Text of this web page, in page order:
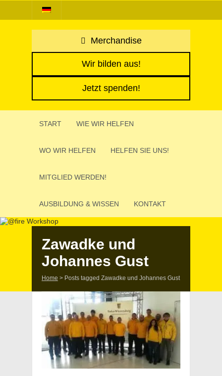
Merchandise
Wir bilden aus!
Jetzt spenden!
START WIE WIR HELFEN
WO WIR HELFEN HELFEN SIE UNS!
MITGLIED WERDEN!
AUSBIL­DUNG & WISSEN KONTAKT
Zawadke und
Johannes Gust
Home > Posts tagged Zawadke und Johannes Gust